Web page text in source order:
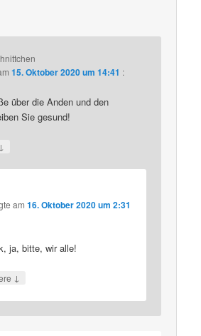
15. Oktober 2020 um 14:41 :
über die Anden und den
Sie gesund!
↓
am16. Oktober 2020 um 2:31
ja, bitte, wir alle!
↓